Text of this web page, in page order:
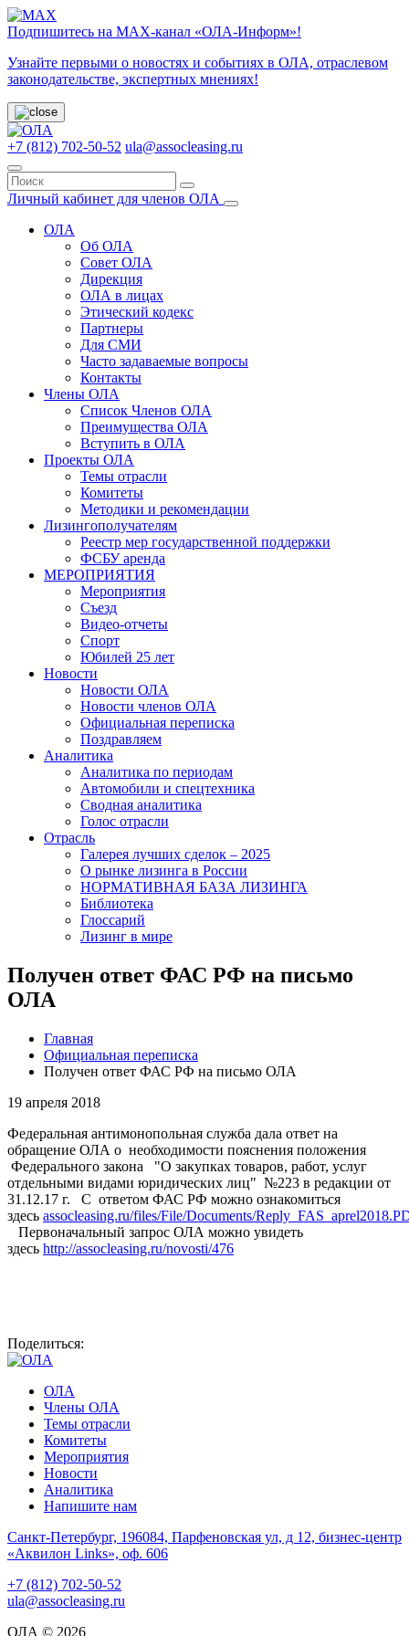
Подпишитесь на МАХ-канал «ОЛА-Информ»!
Узнайте первыми о новостях и событиях в ОЛА, отраслевом
законодательстве, экспертных мнениях!
+7 (812) 702-50-52 ula@assocleasing.ru
Личный кабинет для членов ОЛА
ОЛА
Об ОЛА
Совет ОЛА
Дирекция
ОЛА в лицах
Этический кодекс
Партнеры
Для СМИ
Часто задаваемые вопросы
Контакты
Члены ОЛА
Список Членов ОЛА
Преимущества ОЛА
Вступить в ОЛА
Проекты ОЛА
Темы отрасли
Комитеты
Методики и рекомендации
Лизингополучателям
Реестр мер государственной поддержки
ФСБУ аренда
МЕРОПРИЯТИЯ
Мероприятия
Съезд
Видео-отчеты
Спорт
Юбилей 25 лет
Новости
Новости ОЛА
Новости членов ОЛА
Официальная переписка
Поздравляем
Аналитика
Аналитика по периодам
Автомобили и спецтехника
Сводная аналитика
Голос отрасли
Отрасль
Галерея лучших сделок – 2025
О рынке лизинга в России
НОРМАТИВНАЯ БАЗА ЛИЗИНГА
Библиотека
Глоссарий
Лизинг в мире
Получен ответ ФАС РФ на письмо
ОЛА
Главная
Официальная переписка
Получен ответ ФАС РФ на письмо ОЛА
19 апреля 2018
Федеральная антимонопольная служба дала ответ на
обращение ОЛА о необходимости пояснения положения
Федерального закона "О закупках товаров, работ, услуг
отдельными видами юридических лиц" №223 в редакции от
31.12.17 г. С ответом ФАС РФ можно ознакомиться
здесь assocleasing.ru/files/File/Documents/
Первоначальный запрос ОЛА можно увидеть
здесь http://assocleasing.ru/novosti/476
Поделиться:
ОЛА
Члены ОЛА
Темы отрасли
Комитеты
Мероприятия
Новости
Аналитика
Напишите нам
Санкт-Петербург, 196084, Парфеновская ул, д 12, бизнес-центр
«Аквилон Links», оф. 606
+7 (812) 702-50-52
ula@assocleasing.ru
ОЛА © 2026